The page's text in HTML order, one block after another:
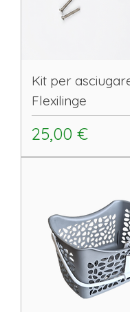
Kit per
Flexilinge
Prezzo
25,00 €